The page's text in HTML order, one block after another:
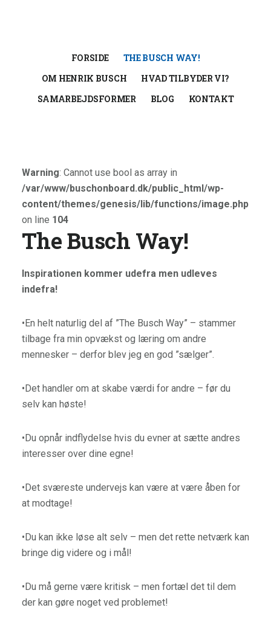
FORSIDE
THE BUSCH WAY!
OM HENRIK BUSCH
HVAD TILBYDER VI?
SAMARBEJDSFORMER
BLOG KONTAKT
Warning: Cannot use bool as array in
/var/www/buschonboard.dk/public_html/wp-
content/themes/genesis/lib/functions/image.php
on line 104
The Busch Way!
Inspirationen kommer udefra men udleves
indefra!
•En helt naturlig del af ”The Busch Way” – stammer
tilbage fra min opvækst og læring om andre
mennesker – derfor blev jeg en god ”sælger”.
•Det handler om at skabe værdi for andre – før du
selv kan høste!
•Du opnår indflydelse hvis du evner at sætte andres
interesser over dine egne!
•Det sværeste undervejs kan være at være åben for
at modtage!
•Du kan ikke løse alt selv – men det rette netværk kan
bringe dig videre og i mål!
•Du må gerne være kritisk – men fortæl det til dem
der kan gøre noget ved problemet!